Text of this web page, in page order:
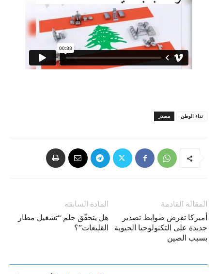
مصدر نداء الوطن
المادة السابقة
هل يتحقّق حلم “تشغيل مطار
القليعات”؟
المقالة القادمة
أميركا تفرض ضوابط تصدير
جديدة على التكنولوجيا الحيوية
بسبب الصين